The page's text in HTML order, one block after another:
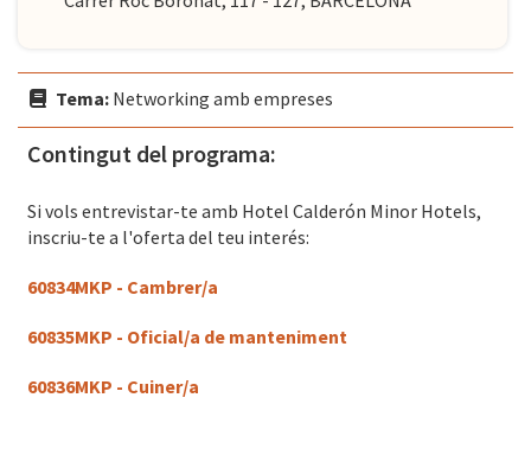
Tema: Networking amb empreses
Contingut del programa:
Si vols entrevistar-te amb Hotel Calderón Minor Hotels,
inscriu-te a l'oferta del teu interés:
60834MKP - Cambrer/a
60835MKP - Oficial/a de manteniment
60836MKP - Cuiner/a